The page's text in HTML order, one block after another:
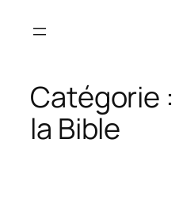
Catégorie :
la Bible